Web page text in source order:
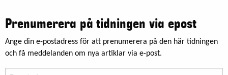
Prenumerera på tidningen via epost
Ange din e-postadress för att prenumerera på den här tidningen
och få meddelanden om nya artiklar via e-post.